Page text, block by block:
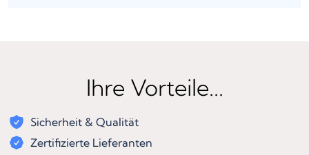
Ihre Vorteile...
Sicherheit & Qualität
Zertifizierte Lieferanten